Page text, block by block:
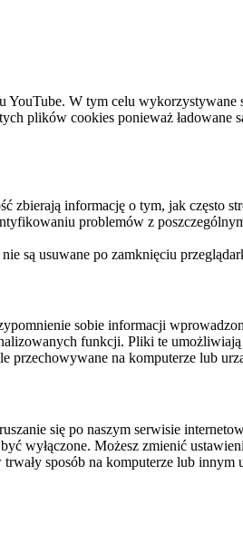
W tym celu
plików cookies ponieważ
zbierają informację o tym, jak często
problemów z
są usuwane po zamknięciu
sobie informacji
funkcji. Pliki te
przechowywane na komputerze lub
się po naszym serwisie
wyłączone. Możesz zmienić
sposób na komputerze lub